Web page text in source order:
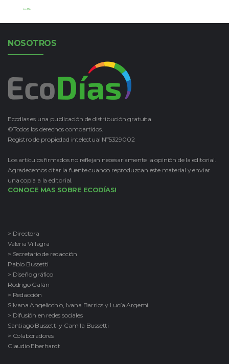
Leer Más
NOSOTROS
Ecodías es una publicación de distribución gratuita.
©Todos los derechos compartidos.
Registro de propiedad intelectual Nº5329002
Los artículos firmados no reflejan necesariamente la opinión de la editorial.
Agradecemos citar la fuente cuando reproduzcan este material y enviar
una copia a la editorial.
CONOCE MAS SOBRE ECODÍAS!
> Directora
Valeria Villagra
> Secretario de redacción
Pablo Bussetti
> Diseño gráfico
Rodrigo Galán
> Redacción
Silvana Angelicchio, Ivana Barrios y Lucía Argemi
> Difusión en redes sociales
Santiago Bussetti y Camila Bussetti
> Colaboradores
Claudio Eberhardt